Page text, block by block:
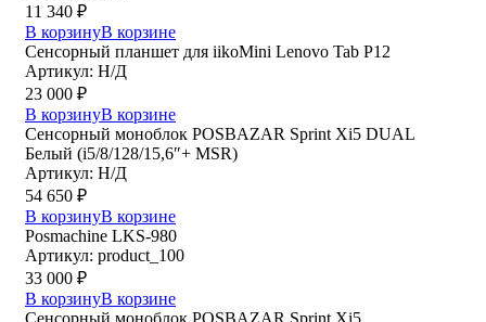
11 340 ₽
В корзинуВ корзине
Сенсорный планшет для iikoMini Lenovo Tab P12
Артикул: Н/Д
23 000 ₽
В корзинуВ корзине
Сенсорный моноблок POSBAZAR Sprint Хi5 DUAL
Белый (i5/8/128/15,6″+ MSR)
Артикул: Н/Д
54 650 ₽
В корзинуВ корзине
Posmaсhine LKS-980
Артикул: product_100
33 000 ₽
В корзинуВ корзине
Сенсорный моноблок POSBAZAR Sprint Хi5